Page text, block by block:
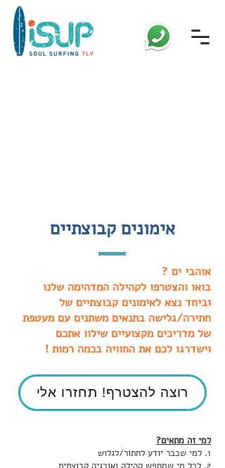
אימונים קבוצתיים
אוהבי ים ?
בואו והצטרפו לקהילה המדהימה שלנו
וביחד נצא לאימונים קבוצתיים של
חתירה/גלישה בתנאים משתנים עם מעטפת
של מדריכים מקצועיים שילוו אתכם
וישדרגו לכם את החוויה בכמה רמות !
רוצה להצטרף! תחזרו אלי
למי זה מתאים?
1. למי שכבר יודע לחתור/לגלוש